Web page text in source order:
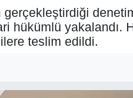
gerçekleştirdiği
hükümlü yakalandı.
teslim edildi.